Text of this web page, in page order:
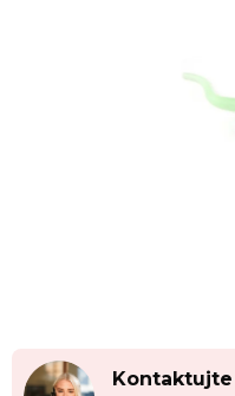
Kontaktujte